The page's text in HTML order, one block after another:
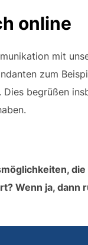
online
mit
zum
begrüßen
Wenn ja,